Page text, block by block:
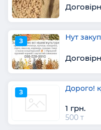
З Нут
З Дорого!
1 грн.
500 т